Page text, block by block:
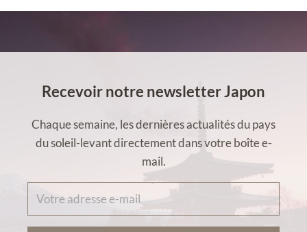
Recevoir notre newsletter Japon
Chaque semaine, les dernières actualités du pays
du soleil-levant directement dans votre boîte e-
mail.